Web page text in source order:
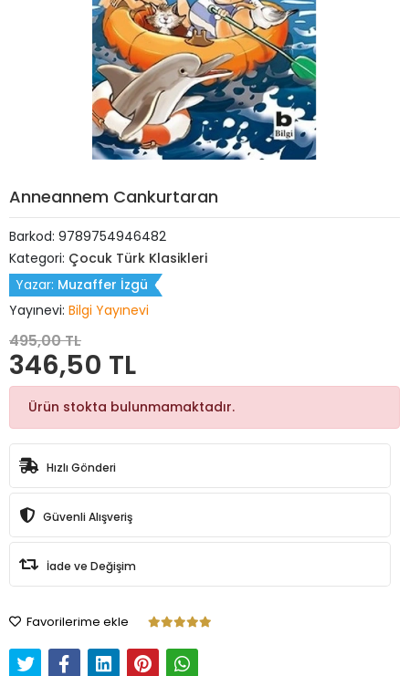
Anneannem Cankurtaran
Barkod: 9789754946482
Kategori: Çocuk Türk Klasikleri
Yazar: Muzaffer İzgü
Yayınevi: Bilgi Yayınevi
495,00 TL
346,50 TL
Ürün stokta bulunmamaktadır.
Hızlı Gönderi
Güvenli Alışveriş
İade ve Değişim
Favorilerime ekle